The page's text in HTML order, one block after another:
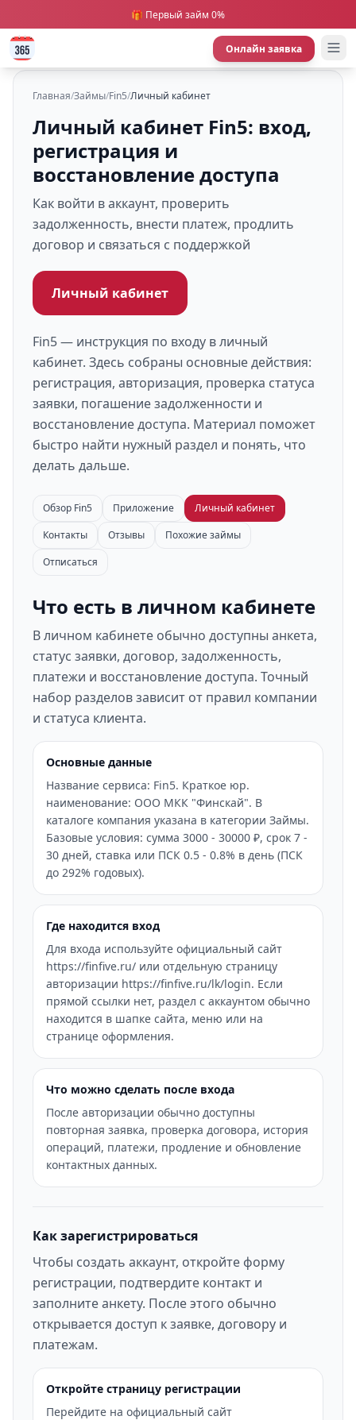
🎁 Первый займ 0%
Онлайн заявка
Главная/Займы/Fin5/Личный кабинет
Личный кабинет Fin5: вход,
регистрация и
восстановление доступа
Как войти в аккаунт, проверить
задолженность, внести платеж, продлить
договор и связаться с поддержкой
Личный кабинет
Fin5 — инструкция по входу в личный
кабинет. Здесь собраны основные действия:
регистрация, авторизация, проверка статуса
заявки, погашение задолженности и
восстановление доступа. Материал поможет
быстро найти нужный раздел и понять, что
делать дальше.
Обзор Fin5 Приложение
Личный кабинет
Контакты
Отзывы
Похожие займы
Отписаться
Что есть в личном кабинете
В личном кабинете обычно доступны анкета,
статус заявки, договор, задолженность,
платежи и восстановление доступа. Точный
набор разделов зависит от правил компании
и статуса клиента.
Основные данные
Название сервиса: Fin5. Краткое юр.
наименование: ООО МКК "Финскай". В
каталоге компания указана в категории Займы.
Базовые условия: сумма 3000 - 30000 ₽, срок 7 -
30 дней, ставка или ПСК 0.5 - 0.8% в день (ПСК
до 292% годовых).
Где находится вход
Для входа используйте официальный сайт
https://finfive.ru/ или отдельную страницу
авторизации https://finfive.ru/lk/login. Если
прямой ссылки нет, раздел с аккаунтом обычно
находится в шапке сайта, меню или на
странице оформления.
Что можно сделать после входа
После авторизации обычно доступны
повторная заявка, проверка договора, история
операций, платежи, продление и обновление
контактных данных.
Как зарегистрироваться
Чтобы создать аккаунт, откройте форму
регистрации, подтвердите контакт и
заполните анкету. После этого обычно
открывается доступ к заявке, договору и
платежам.
Откройте страницу регистрации
Перейдите на официальный сайт